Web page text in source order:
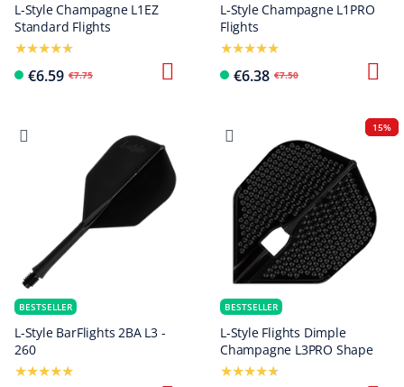
L-Style Champagne L1EZ
Standard Flights
€6.59 €7.75
L-Style Champagne L1PRO
Flights
€6.38 €7.50
BESTSELLER
L-Style BarFlights 2BA L3 -
260
15%
BESTSELLER
L-Style Flights Dimple
Champagne L3PRO Shape